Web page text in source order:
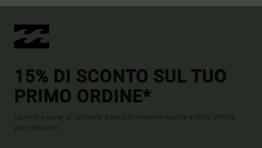
15% DI SCONTO SUL TUO
PRIMO ORDINE*
Iscriviti e sarai al corrente delle ultimissime novità e delle offerte
più esclusive.